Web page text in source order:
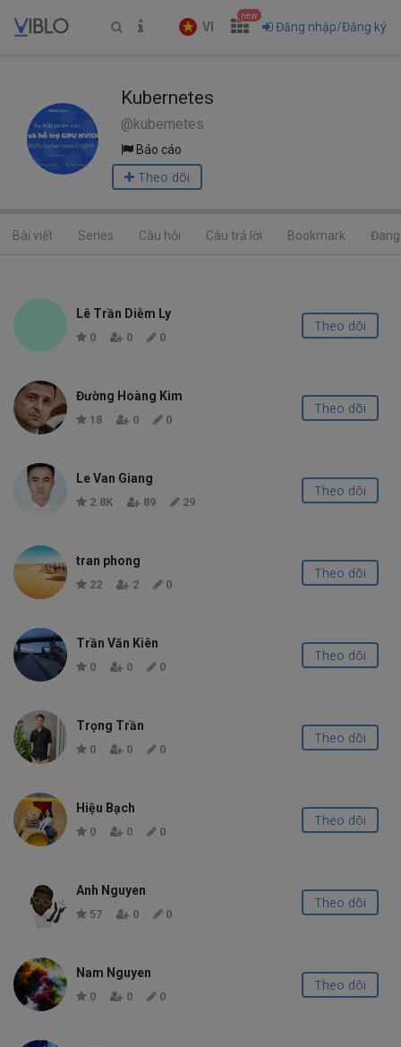
VI
new
Đăng nhập/Đăng ký
Kubernetes
@kubernetes
Báo cáo
Theo dõi
Bài viết Series Câu hỏi Câu trả lời Bookmark
Lê Trần Diễm Ly
0 0 0
Theo dõi
Đường Hoàng Kim
18 0 0
Theo dõi
Le Van Giang
2.8K 89 29
Theo dõi
tran phong
22 2 0
Theo dõi
Trần Văn Kiên
0 0 0
Theo dõi
Trọng Trần
0 0 0
Theo dõi
Hiệu Bạch
0 0 0
Theo dõi
Anh Nguyen
57 0 0
Theo dõi
Nam Nguyen
0 0 0
Theo dõi